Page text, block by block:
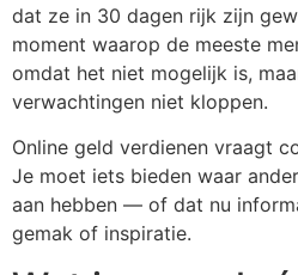
dat ze in 30 dagen rijk zijn
moment waarop de meeste
omdat het niet mogelijk is,
verwachtingen niet kloppen.
Online geld verdienen vraagt
Je moet iets bieden waar
aan hebben — of dat nu
gemak of inspiratie.